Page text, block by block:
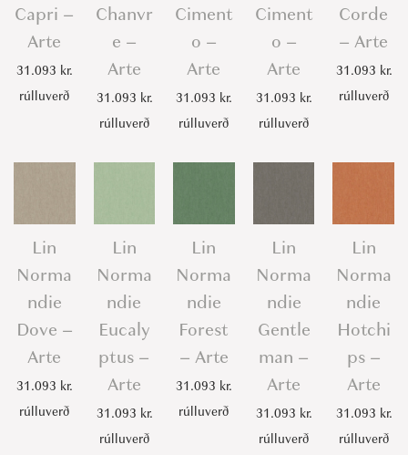
Capri –
Arte
31.093 kr.
rúlluverð
Chanvr
e –
Arte
31.093 kr.
rúlluverð
Ciment
o –
Arte
31.093 kr.
rúlluverð
Ciment
o –
Arte
31.093 kr.
rúlluverð
Corde
– Arte
31.093 kr.
rúlluverð
Lin
Norma
ndie
Dove –
Arte
31.093 kr.
rúlluverð
Lin
Norma
ndie
Eucaly
ptus –
Arte
31.093 kr.
rúlluverð
Lin
Norma
ndie
Forest
– Arte
31.093 kr.
rúlluverð
Lin
Norma
ndie
Gentle
man –
Arte
31.093 kr.
rúlluverð
Lin
Norma
ndie
Hotchi
ps –
Arte
31.093 kr.
rúlluverð